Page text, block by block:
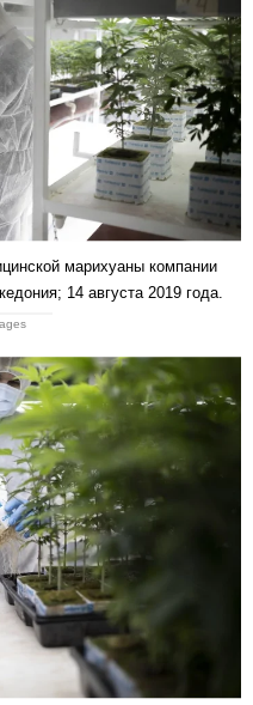
марихуаны компании
14 августа 2019 года.